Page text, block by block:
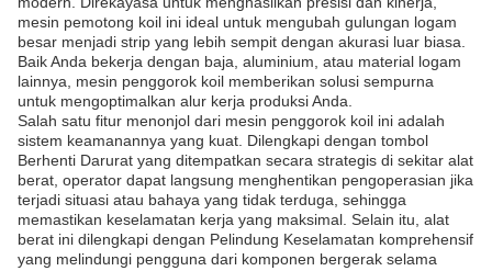
mesin pemotong koil ini ideal untuk mengubah gulungan logam
besar menjadi strip yang lebih sempit dengan akurasi luar biasa.
Baik Anda bekerja dengan baja, aluminium, atau material logam
lainnya, mesin penggorok koil memberikan solusi sempurna
untuk mengoptimalkan alur kerja produksi Anda.
Salah satu fitur menonjol dari mesin penggorok koil ini adalah
sistem keamanannya yang kuat. Dilengkapi dengan tombol
Berhenti Darurat yang ditempatkan secara strategis di sekitar alat
berat, operator dapat langsung menghentikan pengoperasian jika
terjadi situasi atau bahaya yang tidak terduga, sehingga
memastikan keselamatan kerja yang maksimal. Selain itu, alat
berat ini dilengkapi dengan Pelindung Keselamatan komprehensif
yang melindungi pengguna dari komponen bergerak selama